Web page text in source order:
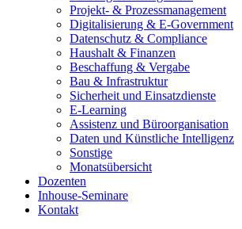
Projekt- & Prozessmanagement
Digitalisierung & E-Government
Datenschutz & Compliance
Haushalt & Finanzen
Beschaffung & Vergabe
Bau & Infrastruktur
Sicherheit und Einsatzdienste
E-Learning
Assistenz und Büroorganisation
Daten und Künstliche Intelligenz
Sonstige
Monatsübersicht
Dozenten
Inhouse-Seminare
Kontakt